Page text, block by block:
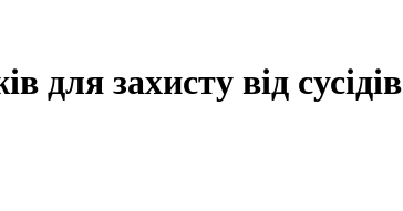
для захисту від сусідів